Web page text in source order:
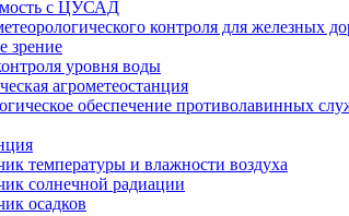
с ЦУСАД
контроля для железных
зрение
уровня воды
агрометеостанция
обеспечение противолавинных
температуры и влажности воздуха
солнечной радиации
осадков